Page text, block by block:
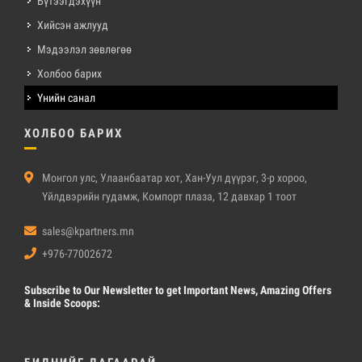
Хийсэн ажлууд
Мэдээлэл зөвлөгөө
Холбоо барих
Үнийн санал
ХОЛБОО БАРИХ
Монгол улс, Улаанбаатар хот, Хан-Уул дүүрэг, 3-р хороо,
Үйлдвэрийн гудамж, Компорт плаза, 12 давхар 1 тоот
sales@kpartners.mn
+976-77002672
Subscribeto Our Newsletter to get Important News, Amazing Offers
& Inside Scoops: